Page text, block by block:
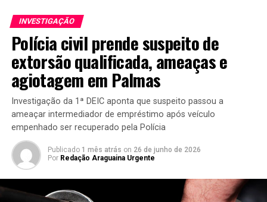
INVESTIGAÇÃO
Polícia civil prende suspeito de
extorsão qualificada, ameaças e
agiotagem em Palmas
Investigação da 1ª DEIC aponta que suspeito passou a
ameaçar intermediador de empréstimo após veículo
empenhado ser recuperado pela Polícia
Publicado 1 mês atrás on 26 de junho de 2026
Por Redação Araguaina Urgente